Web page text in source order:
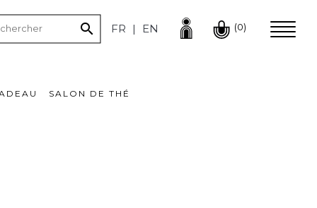
FR EN (0)
SALON DE THÉ
